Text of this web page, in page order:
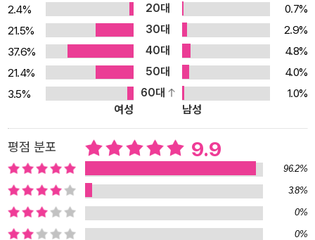
적 접촉을 해주어야 한다. 이 시기를 놓치지 않고 심리적 악순환이 반
복되기 전에, 아이에게 필요한 부모의 역할이 무엇이며, 부모는 어떤
마음으로 아이를 키워야 하는지『관계의 힘을 키우는 부모 심리 수업』
에서는 수십 년간의 연구와 경험에서 나온 탄탄한 심리적 이론과 다
양한 사례를 통해 가슴으로 이해하고 핵심적으로 와 닿을 수 있는 구
풍요로운 심리적 자본을 채워주는 책! 아이를 잘 키우기 위해서는 부
모인 ‘나’에 대한 자기이해를 먼저 하는 것이 좋은 부모로 향하는 가장
첫 번째 단계이자 핵심 과제이다. 자신에 대해 알지 못하면 내 의도와
상관없이, 몸에 밴 무의식들이 내 아이를 힘들고 불편한 상황으로 이
끌기 때문이다. 부모 자신에 대한 이해를 통해 의식화된 변화가 절실
하다고 느낀 저자는 부모가 아이에게 보이는 무의식적인 반응적 행동
2.4%
20대
0.7%
21.5%
30대
2.9%
37.6%
40대
4.8%
21.4%
50대
4.0%
3.5%
60대
1.0%
여성
남성
평점 분포 9.9
96.2%
3.8%
0%
0%